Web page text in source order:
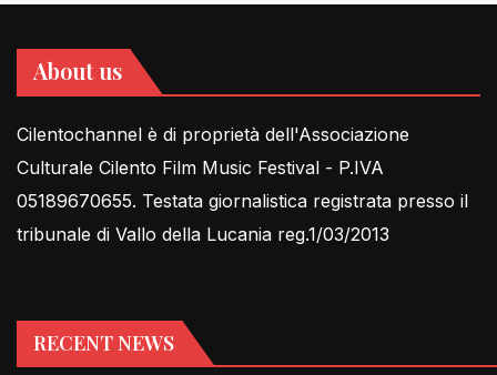
About us
Cilentochannel è di proprietà dell'Associazione
Culturale Cilento Film Music Festival - P.IVA
05189670655. Testata giornalistica registrata presso il
tribunale di Vallo della Lucania reg.1/03/2013
RECENT NEWS